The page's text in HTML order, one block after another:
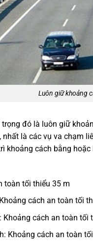
Luôn giữ khoảng
đó là luôn giữ
là các vụ va chạm
khoảng cách bằng
toàn tối thiểu 35 m
cách an toàn tối
cách an toàn tối
Khoảng cách an toàn